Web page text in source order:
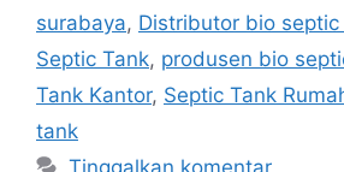
surabaya, Distributor bio
Septic Tank, produsen bio
Tank Kantor, Septic Tank
tank
Tinggalkan komentar